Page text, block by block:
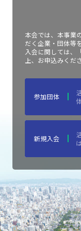
本会では、本事業
だく企業・団体等
入会に関しては、
上、お申込みくだ
参加団体
新規入会